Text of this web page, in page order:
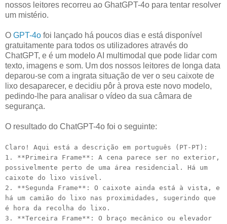
nossos leitores recorreu ao GhatGPT-4o para tentar resolver
um mistério.
O GPT-4o foi lançado há poucos dias e está disponível
gratuitamente para todos os utilizadores através do
ChatGPT, e é um modelo AI multimodal que pode lidar com
texto, imagens e som. Um dos nossos leitores de longa data
deparou-se com a ingrata situação de ver o seu caixote de
lixo desaparecer, e decidiu pôr à prova este novo modelo,
pedindo-lhe para analisar o vídeo da sua câmara de
segurança.
O resultado do ChatGPT-4o foi o seguinte:
Claro! Aqui está a descrição em português (PT-PT):
1. **Primeira Frame**: A cena parece ser no exterior,
possivelmente perto de uma área residencial. Há um
caixote do lixo visível.
2. **Segunda Frame**: O caixote ainda está à vista, e
há um camião do lixo nas proximidades, sugerindo que
é hora da recolha do lixo.
3. **Terceira Frame**: O braço mecânico ou elevador